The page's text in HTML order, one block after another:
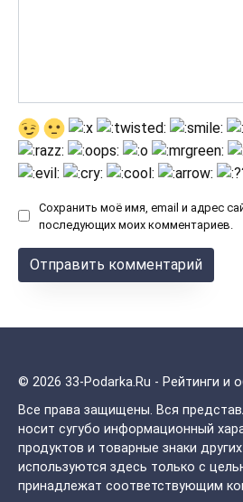
Сохранить моё имя, email и адрес
последующих моих комментариев.
© 2026 33-Podarka.Ru - Рейтинги и
Все права защищены. Вся
носит сугубо информационный
продуктов и товарные знаки
используются здесь только с
принадлежат соответствующим